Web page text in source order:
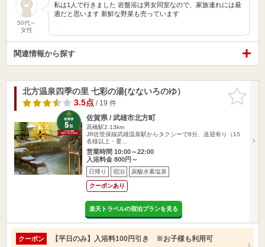
50代～
女性
私は1人で行きました 岩盤浴は男女同室なので、家族連れには最
適だと思います 新鮮な野菜も売っています
関連情報から探す
お気に入
りに追加
北方温泉四季の里 七彩の湯(なないろのゆ）
3.5点/ 19 件
佐賀県 / 武雄市北方町
高橋駅2.13km
JR佐世保線武雄温泉駅からタクシーで8分、送迎有り（15
名様以上・要…
営業時間 10:00～22:00
入浴料金 800円～
日帰り 宿泊 炭酸水素塩泉
クーポンあり
楽天トラベルの宿泊プランを見る
クーポン 【平日のみ】入浴料100円引き ※お子様も利用可